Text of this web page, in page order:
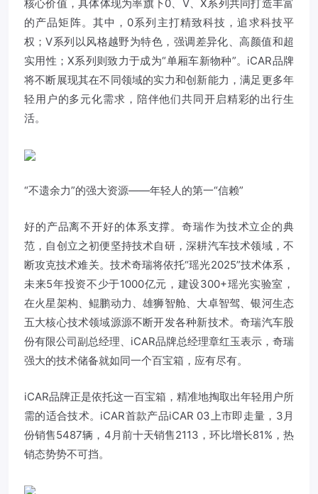
核心价值，具体体现为率旗下0、V、X系列共同打造丰富
的产品矩阵。其中，0系列主打精致科技，追求科技平
权；V系列以风格越野为特色，强调差异化、高颜值和超
实用性；X系列则致力于成为“单厢车新物种”。iCAR品牌
将不断展现其在不同领域的实力和创新能力，满足更多年
轻用户的多元化需求，陪伴他们共同开启精彩的出行生
活。
“不遗余力”的强大资源——年轻人的第一“信赖”
好的产品离不开好的体系支撑。奇瑞作为技术立企的典
范，自创立之初便坚持技术自研，深耕汽车技术领域，不
断攻克技术难关。技术奇瑞将依托“瑶光2025”技术体系，
未来5年投资不少于1000亿元，建设300+瑶光实验室，
在火星架构、鲲鹏动力、雄狮智舱、大卓智驾、银河生态
五大核心技术领域源源不断开发各种新技术。奇瑞汽车股
份有限公司副总经理、iCAR品牌总经理章红玉表示，奇瑞
强大的技术储备就如同一个百宝箱，应有尽有。
iCAR品牌正是依托这一百宝箱，精准地掏取出年轻用户所
需的适合技术。iCAR首款产品iCAR 03上市即走量，3月
份销售5487辆，4月前十天销售2113，环比增长81%，热
销态势势不可挡。